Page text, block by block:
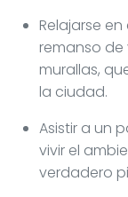
Relajarse
remanso
murallas,
la ciudad.
Asistir a un
vivir el
verdadero